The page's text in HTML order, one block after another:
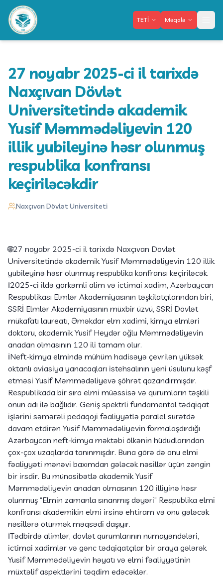
TETİ Məqalə
27 noyabr 2025-ci il tarixdə
Naxçıvan Dövlət
Universitetində akademik
Yusif Məmmədəliyevin 120
illik yubileyinə həsr olunmuş
respublika konfransı
keçiriləcəkdir
Naxçıvan Dövlət Universiteti
🌐27 noyabr 2025-ci il tarixdə Naxçıvan Dövlət
Universitetində akademik Yusif Məmmədəliyevin 120 illik
yubileyinə həsr olunmuş respublika konfransı keçiriləcək.
ℹ️2025-ci ildə görkəmli alim və ictimai xadim, Azərbaycan
Respublikası Elmlər Akademiyasının təşkilatçılarından biri,
SSRİ Elmlər Akademiyasının müxbir üzvü, SSRİ Dövlət
mükafatı laureatı, Əməkdar elm xadimi, kimya elmləri
doktoru, akademik Yusif Heydər oğlu Məmmədəliyevin
anadan olmasının 120 ili tamam olur.
ℹ️Neft-kimya elmində mühüm hadisəyə çevrilən yüksək
oktanlı aviasiya yanacaqları istehsalının yeni üsulunu kəşf
etməsi Yusif Məmmədəliyevə şöhrət qazandırmışdır.
Respublikada bir sıra elmi müəssisə və qurumların təşkili
onun adı ilə bağlıdır. Geniş spektrli fundamental tədqiqat
işlərini səmərəli pedaqoji fəaliyyətlə paralel surətdə
davam etdirən Yusif Məmmədəliyevin formalaşdırdığı
Azərbaycan neft-kimya məktəbi ölkənin hüdudlarından
çox-çox uzaqlarda tanınmışdır. Buna görə də onu elmi
fəaliyyəti mənəvi baxımdan gələcək nəsillər üçün zəngin
bir irsdir. Bu münasibətlə akademik Yusif
Məmmədəliyevin anadan olmasının 120 illiyinə həsr
olunmuş “Elmin zamanla sınanmış dəyəri” Respublika elmi
konfransı akademikin elmi irsinə ehtiram və onu gələcək
nəsillərə ötürmək məqsədi daşıyır.
ℹ️Tədbirdə alimlər, dövlət qurumlarının nümayəndələri,
ictimai xadimlər və gənc tədqiqatçılar bir araya gələrək
Yusif Məmmədəliyevin həyatı və elmi fəaliyyətinin
müxtəlif aspektlərini təqdim edəcəklər.